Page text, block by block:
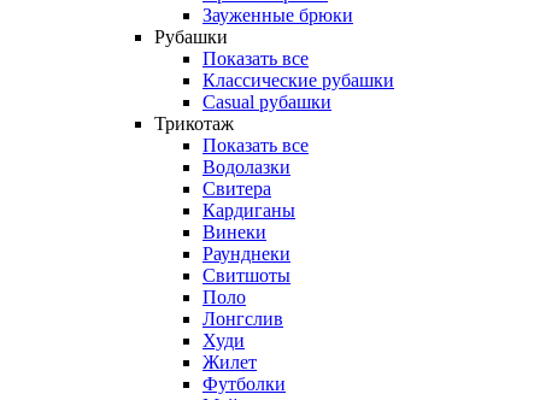
Зауженные брюки
Рубашки
Показать все
Классические рубашки
Casual рубашки
Трикотаж
Показать все
Водолазки
Свитера
Кардиганы
Винеки
Раунднеки
Свитшоты
Поло
Лонгслив
Худи
Жилет
Футболки